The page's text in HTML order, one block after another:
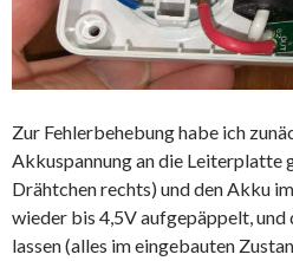
Zur Fehlerbehebung habe ich
Akkuspannung an die Leiterplatte
Drähtchen rechts) und den Akku
wieder bis 4,5V aufgepäppelt, und
lassen (alles im eingebauten